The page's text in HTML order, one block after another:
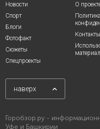
Новости
Спорт
Блоги
Фотофакт
Сюжеты
Спецпроекты
О
Политика
наверх
Горобзор.ру -
Уфе и Башкирии